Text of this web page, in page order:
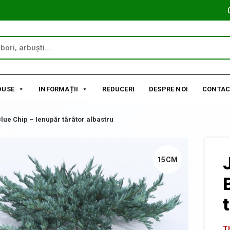
INFORMAȚII REDUCERI DESPRE NOI
Chip – Ienupăr târâtor albastru
15CM